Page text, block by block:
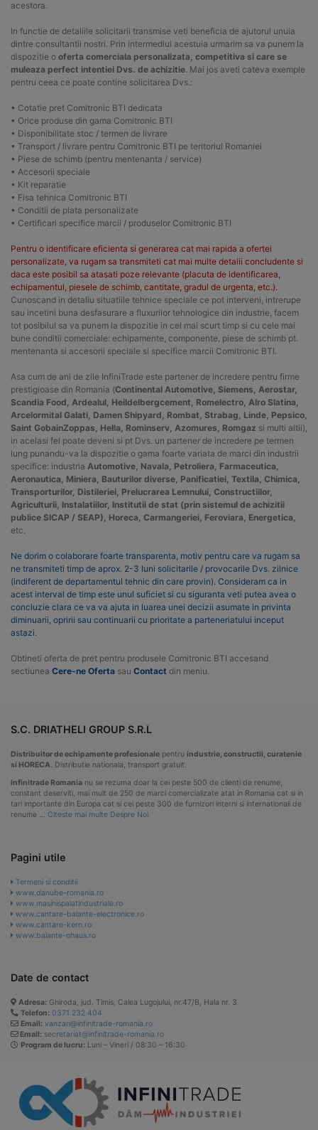
acestora.
In functie de detaliile solicitarii transmise veti beneficia de ajutorul unuia
dintre consultantii nostri. Prin intermediul acestuia urmarim sa va punem la
dispozitie o oferta comerciala personalizata, competitiva si care se
muleaza perfect intentiei Dvs. de achizitie . Mai jos aveti cateva exemple
pentru ceea ce poate contine solicitarea Dvs.:
• Cotatie pret Comitronic BTI dedicata
• Orice produse din gama Comitronic BTI
• Disponibilitate stoc / termen de livrare
• Transport / livrare pentru Comitronic BTI pe teritoriul Romaniei
• Piese de schimb (pentru mentenanta / service)
• Accesorii speciale
• Kit reparatie
• Fisa tehnica Comitronic BTI
• Conditii de plata personalizate
• Certificari specifice marcii / produselor Comitronic BTI
Pentru o identificare eficienta si generarea cat mai rapida a ofertei
personalizate, va rugam sa transmiteti cat mai multe detalii concludente si
daca este posibil sa atasati poze relevante (placuta de identificarea,
echipamentul, piesele de schimb, cantitate, gradul de urgenta, etc.).
Cunoscand in detaliu situatiile tehnice speciale ce pot interveni, intrerupe
sau incetini buna desfasurare a fluxurilor tehnologice din industrie, facem
tot posibilul sa va punem la dispozitie in cel mai scurt timp si cu cele mai
bune conditii comerciale: echipamente, componente, piese de schimb pt.
mentenanta si accesorii speciale si specifice marcii Comitronic BTI.
Asa cum de ani de zile InfiniTrade este partener de incredere pentru firme
prestigioase din Romania (Continental Automotive, Siemens, Aerostar,
Scandia Food, Ardealul, Heildelbergcement, Romelectro, Alro Slatina,
Arcelormital Galati, Damen Shipyard, Rombat, Strabag, Linde, Pepsico,
Saint GobainZoppas, Hella, Rominserv, Azomures, Romgaz si multi altii),
in acelasi fel poate deveni si pt Dvs. un partener de incredere pe termen
lung punandu-va la dispozitie o gama foarte variata de marci din industrii
specifice: industria Automotive, Navala, Petroliera, Farmaceutica,
Aeronautica, Miniera, Bauturilor diverse, Panificatiei, Textila, Chimica,
Transporturilor, Distileriei, Prelucrarea Lemnului, Constructiilor,
Agriculturii, Instalatiilor, Institutii de stat (prin sistemul de achizitii
publice SICAP / SEAP), Horeca, Carmangeriei, Feroviara, Energetica,
etc.
Ne dorim o colaborare foarte transparenta, motiv pentru care va rugam sa
ne transmiteti timp de aprox. 2-3 luni solicitarile / provocarile Dvs. zilnice
(indiferent de departamentul tehnic din care provin). Consideram ca in
acest interval de timp este unul suficiet si cu siguranta veti putea avea o
concluzie clara ce va va ajuta in luarea unei decizii asumate in privinta
diminuarii, opririi sau continuarii cu prioritate a parteneriatului inceput
astazi.
Obtineti oferta de pret pentru produsele Comitronic BTI accesand
sectiunea Cere-ne Oferta sau Contact din meniu.
S.C. DRIATHELI GROUP S.R.L
Distribuitor de echipamente profesionale pentru industrie, constructii, curatenie
si HORECA. Distributie nationala, transport gratuit.
Infinitrade Romania nu se rezuma doar la cei peste 500 de clienti de renume,
constant deserviti, mai mult de 250 de marci comercializate atat in Romania cat si in
tari importante din Europa cat si cei peste 300 de furnizori interni si internationali de
renume … Citeste mai multe Despre Noi
Pagini utile
Termeni si conditii
www.danube-romania.ro
www.masinispalatindustriale.ro
www.cantare-balante-electronice.ro
www.cantare-kern.ro
www.balante-ohaus.ro
Date de contact
Adresa: Ghiroda, jud. Timis, Calea Lugojului, nr.47/B, Hala nr. 3
Telefon: 0371 232 404
Email: vanzari@infinitrade-romania.ro
Email: secretariat@infinitrade-romania.ro
Program de lucru: Luni – Vineri / 08:30 – 16:30